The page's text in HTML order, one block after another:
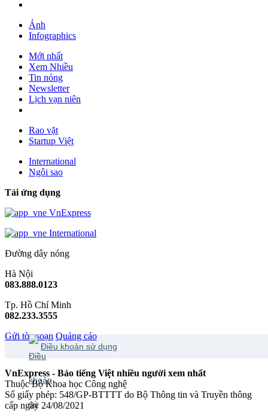
Ảnh
Infographics
Mới nhất
Xem Nhiều
Tin nóng
Newsletter
Lịch vạn niên
Rao vặt
Startup Việt
International
Ngôi sao
Tải ứng dụng
VnExpress
International
Đường dây nóng
Hà Nội
083.888.0123
Tp. Hồ Chí Minh
082.233.3555
Gửi tòa soạn Quảng cáo
Điều khoản sử dụng
VnExpress - Báo tiếng Việt nhiều người xem nhất
Thuộc Bộ Khoa học Công nghệ
Số giấy phép: 548/GP-BTTTT do Bộ Thông tin và Truyền thông
cấp ngày 24/08/2021